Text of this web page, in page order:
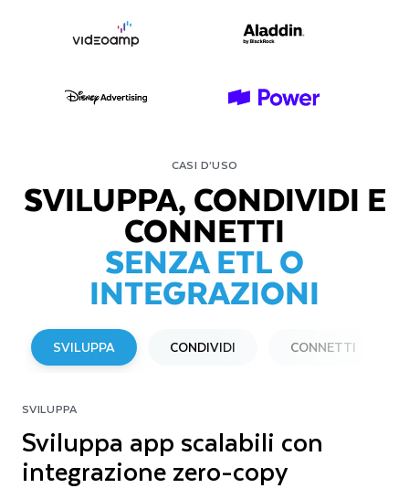
CASI D’USO
SVILUPPA, CONDIVIDI E
CONNETTI
SENZA ETL O
INTEGRAZIONI
SVILUPPA CONDIVIDI CONNETTI
SVILUPPA
Sviluppa app scalabili con
integrazione zero-copy
CONDIVIDI
Condividi i dati tra più cloud
con il data sharing zero-ETL
CONNETTI
Connetti fonti di dati esterne
in pochi minuti